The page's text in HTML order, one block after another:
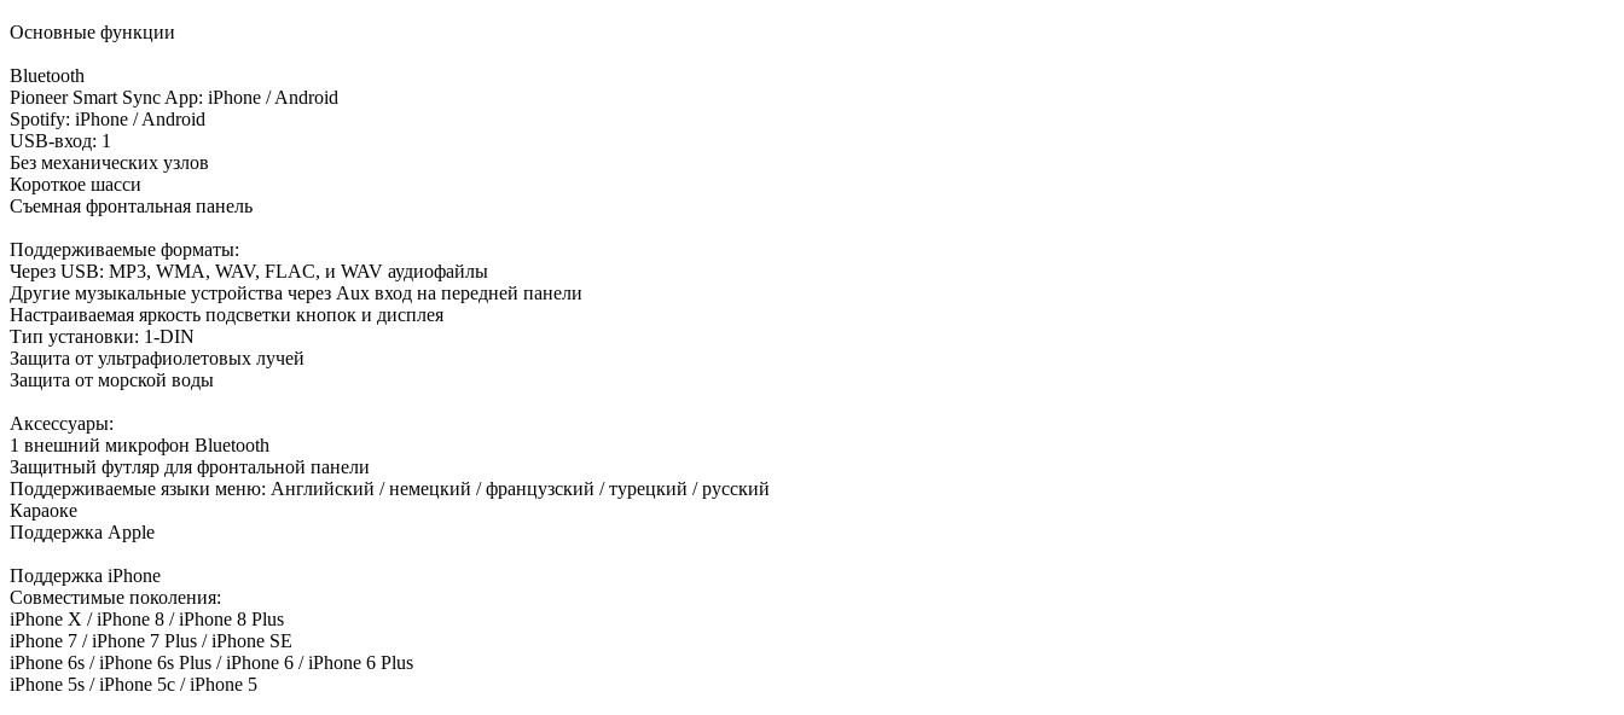
Основные функции
Bluetooth
Pioneer Smart Sync App: iPhone / Android
Spotify: iPhone / Android
USB-вход: 1
Без механических узлов
Короткое шасси
Съемная фронтальная панель
Поддерживаемые форматы:
Через USB: MP3, WMA, WAV, FLAC, и WAV аудиофайлы
Другие музыкальные устройства через Aux вход на передней панели
Настраиваемая яркость подсветки кнопок и дисплея
Тип установки: 1-DIN
Защита от ультрафиолетовых лучей
Защита от морской воды
Аксессуары:
1 внешний микрофон Bluetooth
Защитный футляр для фронтальной панели
Поддерживаемые языки меню: Английский / немецкий / французский / турецкий / русский
Караоке
Поддержка Apple
Поддержка iPhone
Совместимые поколения:
iPhone X / iPhone 8 / iPhone 8 Plus
iPhone 7 / iPhone 7 Plus / iPhone SE
iPhone 6s / iPhone 6s Plus / iPhone 6 / iPhone 6 Plus
iPhone 5s / iPhone 5c / iPhone 5